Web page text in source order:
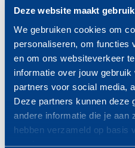
Deze website maakt
We gebruiken cookies om
personaliseren, om functies
en om ons websiteverkeer
informatie over jouw
partners voor social media,
Deze partners kunnen deze
andere informatie die je aan
hebben verzameld op basis
services.
Bekijk
ZONDAG
VAN 09.00